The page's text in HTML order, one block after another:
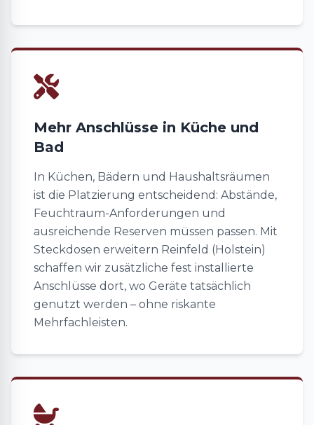
Mehr Anschlüsse in Küche und
Bad
In Küchen, Bädern und Haushaltsräumen
ist die Platzierung entscheidend: Abstände,
Feuchtraum-Anforderungen und
ausreichende Reserven müssen passen. Mit
Steckdosen erweitern Reinfeld (Holstein)
schaffen wir zusätzliche fest installierte
Anschlüsse dort, wo Geräte tatsächlich
genutzt werden – ohne riskante
Mehrfachleisten.